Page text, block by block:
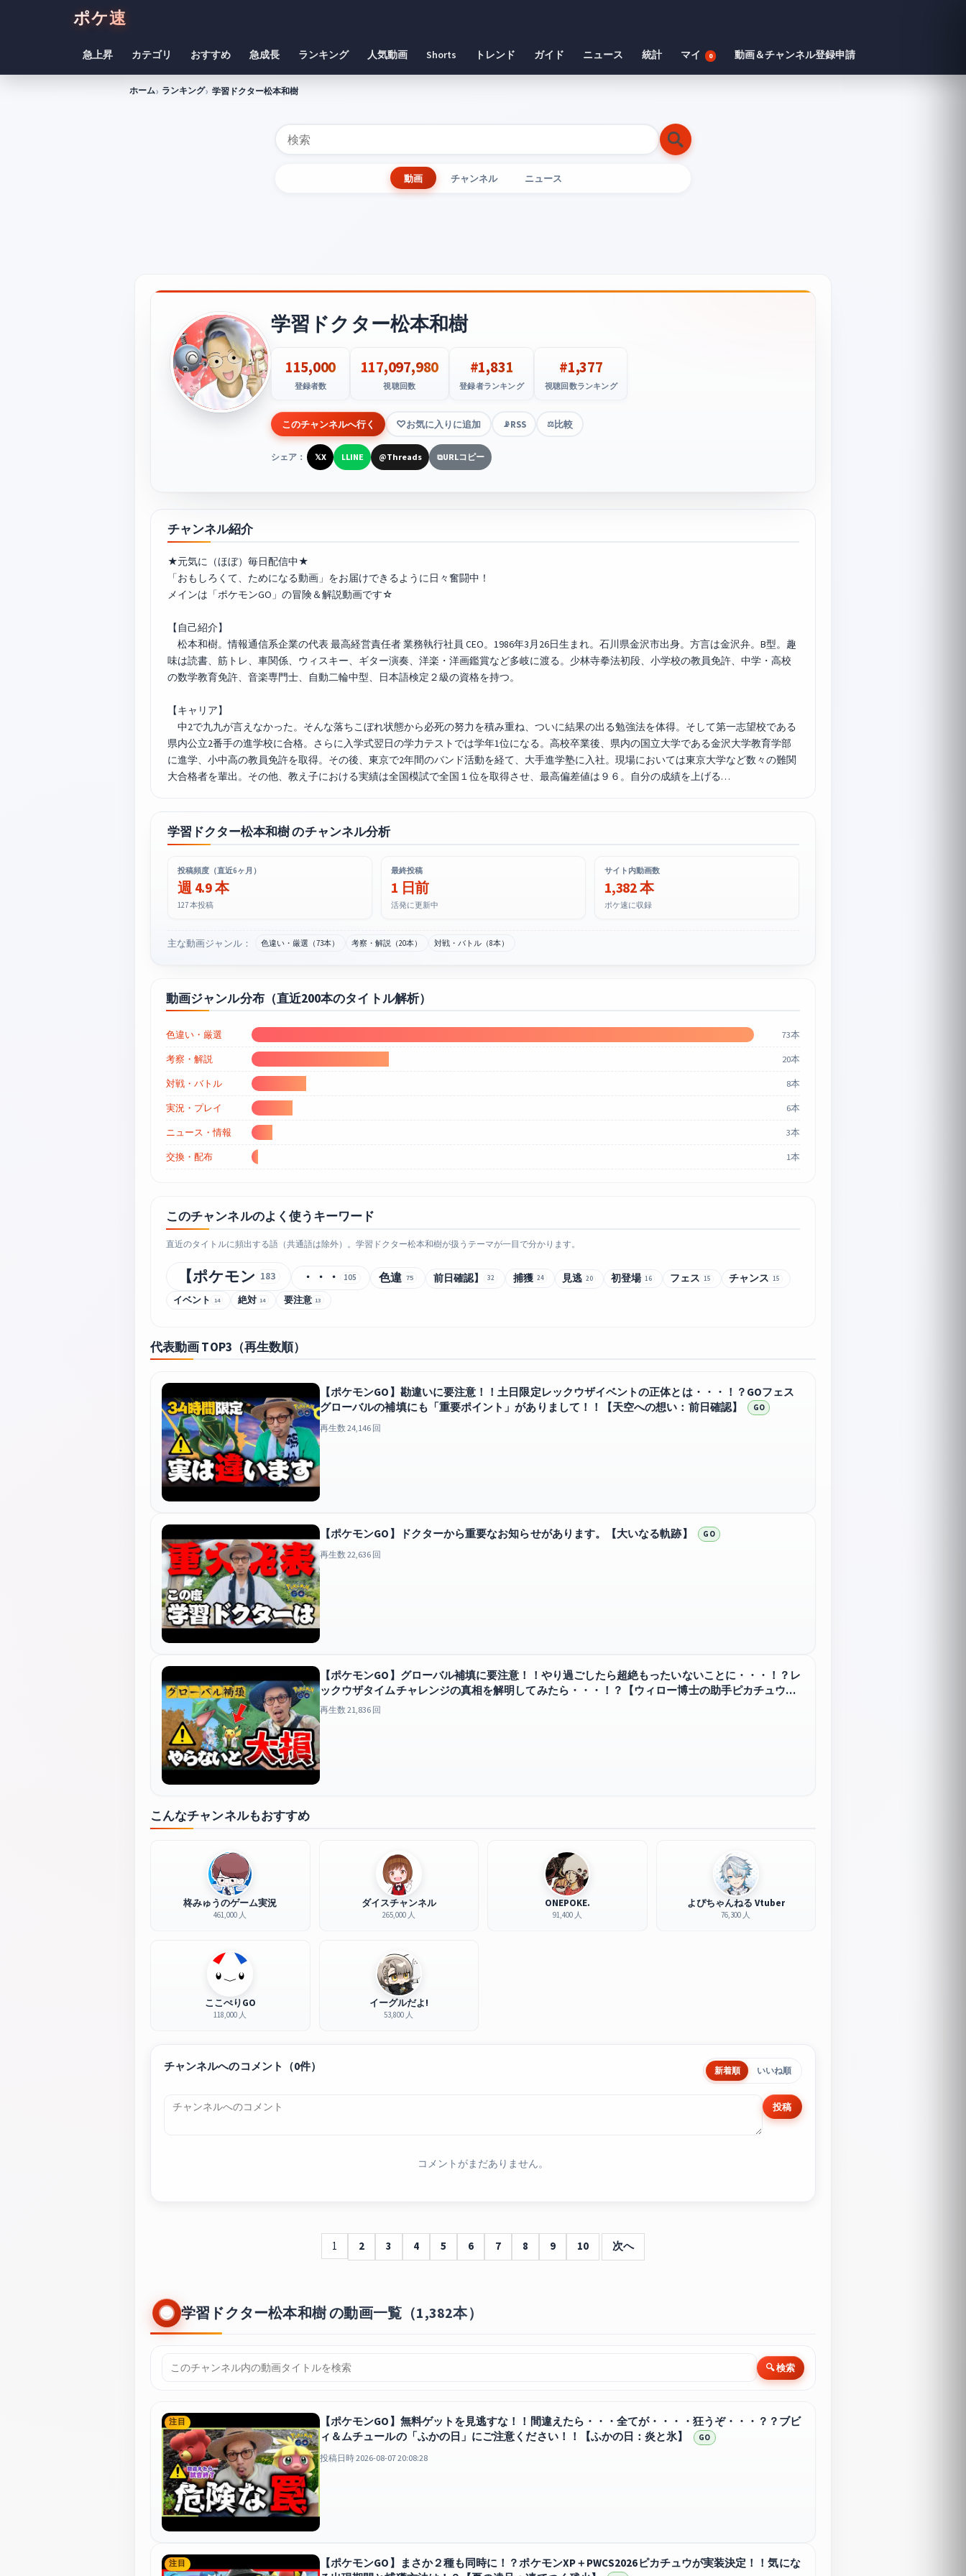
ポケ速
急上昇 カテゴリ おすすめ 急成長 ランキング 人気動画 Shorts トレンド ガイド ニュース 統計 マイ 0 動画＆チャンネル登録申請
ホーム ランキング 学習ドクター松本和樹
動画 チャンネル ニュース
学習ドクター松本和樹
115,000
登録者数
117,097,980
視聴回数
#1,831
登録者ランキング
#1,377
視聴回数ランキング
このチャンネルへ行く お気に入りに追加 📡RSS ⚖️比較
シェア： 𝕏X LLINE @Threads ⧉URLコピー
チャンネル紹介
★元気に（ほぼ）毎日配信中★
「おもしろくて、ためになる動画」をお届けできるように日々奮闘中！
メインは「ポケモンGO 」の冒険＆解説動画です☆
【自己紹介】
松本和樹。情報通信系企業の代表 最高経営責任者 業務執行社員 CEO。1986年3月26日生まれ。石川県金沢市出身。方言は金沢弁。B型。趣
味は読書、筋トレ、車関係、ウィスキー、ギター演奏、洋楽・洋画鑑賞など多岐に渡る。少林寺拳法初段、小学校の教員免許、中学・高校
の数学教育免許、音楽専門士、自動二輪中型、日本語検定２級の資格を持つ。
【キャリア】
中2で九九が言えなかった。そんな落ちこぼれ状態から必死の努力を積み重ね、ついに結果の出る勉強法を体得。そして第一志望校である
県内公立2番手の進学校に合格。さらに入学式翌日の学力テストでは学年1位になる。高校卒業後、県内の国立大学である金沢大学教育学部
に進学、小中高の教員免許を取得。その後、東京で2年間のバンド活動を経て、大手進学塾に入社。現場においては東京大学など数々の難関
大合格者を輩出。その他、教え子における実績は全国模試で全国１位を取得させ、最高偏差値は９６。自分の成績を上げる…
学習ドクター松本和樹 のチャンネル分析
投稿頻度（直近6ヶ月）
週 4.9 本
127 本投稿
最終投稿
1 日前
活発に更新中
サイト内動画数
1,382 本
ポケ速に収録
主な動画ジャンル： 色違い・厳選（73本） 考察・解説（20本） 対戦・バトル（8本）
動画ジャンル分布（直近200本のタイトル解析）
色違い・厳選 73本
考察・解説 20本
対戦・バトル 8本
実況・プレイ 6本
ニュース・情報 3本
交換・配布 1本
このチャンネルのよく使うキーワード
直近のタイトルに頻出する語（共通語は除外）。学習ドクター松本和樹が扱うテーマが一目で分かります。
【ポケモン 183 ・・・ 105 色違 75 前日確認】 32 捕獲 24 見逃 20 初登場 16 フェス 15 チャンス 15
イベント 14 絶対 14 要注意 13
代表動画 TOP3（再生数順）
【ポケモンGO】勘違いに要注意！！土日限定レックウザイベントの正体とは・・・！？GOフェス
グローバルの補填にも「重要ポイント」がありまして！！【天空への想い：前日確認】
GO
再生数 24,146 回
【ポケモンGO】ドクターから重要なお知らせがあります。【大いなる軌跡】 GO
再生数 22,636 回
【ポケモンGO】グローバル補填に要注意！！やり過ごしたら超絶もったいないことに・・・！？レ
ックウザタイムチャレンジの真相を解明してみたら・・・！？【ウィロー博士の助手ピカチュウ】
GO
再生数 21,836 回
こんなチャンネルもおすすめ
柊みゅうのゲーム実況
461,000 人
ダイスチャンネル
265,000 人
ONEPOKE.
91,400 人
よぴちゃんねる Vtuber
76,300 人
ここぺりGO
118,000 人
イーグルだよ!
53,800 人
チャンネルへのコメント（0件） 新着順 いいね順
投稿
コメントがまだありません。
1 2 3 4 5 6 7 8 9 10 次へ
学習ドクター松本和樹 の動画一覧（1,382本）
🔍 検索
注目
【ポケモンGO】無料ゲットを見逃すな！！間違えたら・・・全てが・・・・狂うぞ・・・？？ブビ
ィ＆ムチュールの「ふかの日」にご注意ください！！【ふかの日：炎と氷】
GO
投稿日時 2026-08-07 20:08:28
注目
【ポケモンGO】まさか２種も同時に！？ポケモンXP＋PWCS2026ピカチュウが実装決定！！気にな